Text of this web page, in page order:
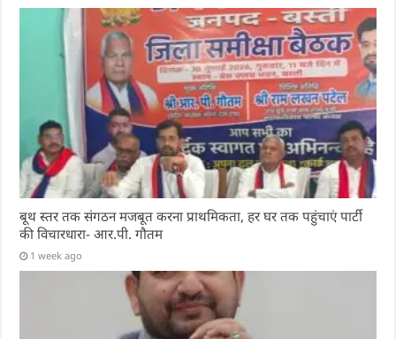
बूथ स्तर तक संगठन मजबूत करना प्राथमिकता, हर घर तक पहुंचाएं पार्टी
की विचारधारा- आर.पी. गौतम
1 week ago